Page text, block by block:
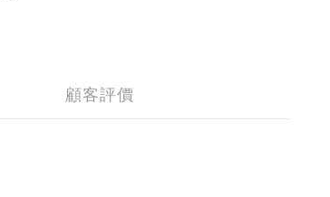
顧客評價